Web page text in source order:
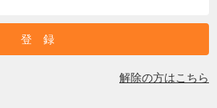
解除の方はこちら